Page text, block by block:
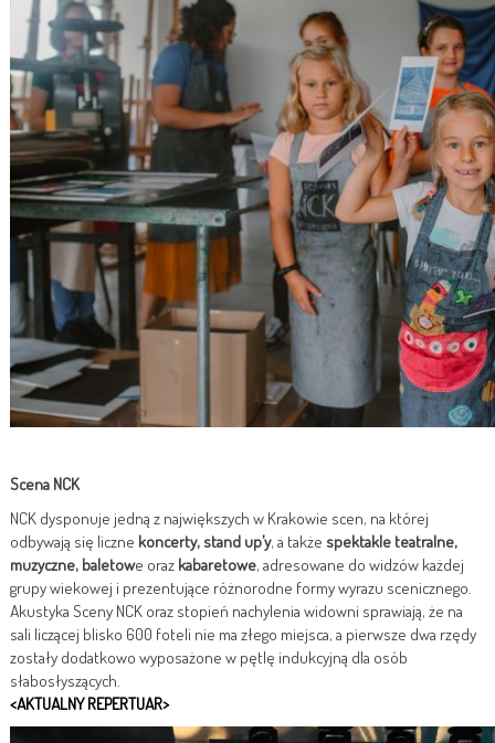
Scena NCK
NCK dysponuje jedną z największych w Krakowie scen, na której
odbywają się liczne koncerty, stand up’y, a także spektakle teatralne,
muzyczne, baletowe oraz kabaretowe, adresowane do widzów każdej
grupy wiekowej i prezentujące różnorodne formy wyrazu scenicznego.
Akustyka Sceny NCK oraz stopień nachylenia widowni sprawiają, że na
sali liczącej blisko 600 foteli nie ma złego miejsca, a pierwsze dwa rzędy
zostały dodatkowo wyposażone w pętlę indukcyjną dla osób
słabosłyszących.
<AKTUALNY REPERTUAR>